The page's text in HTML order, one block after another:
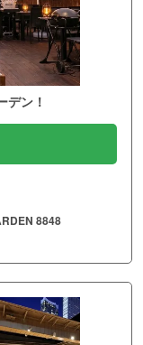
デン！
8848